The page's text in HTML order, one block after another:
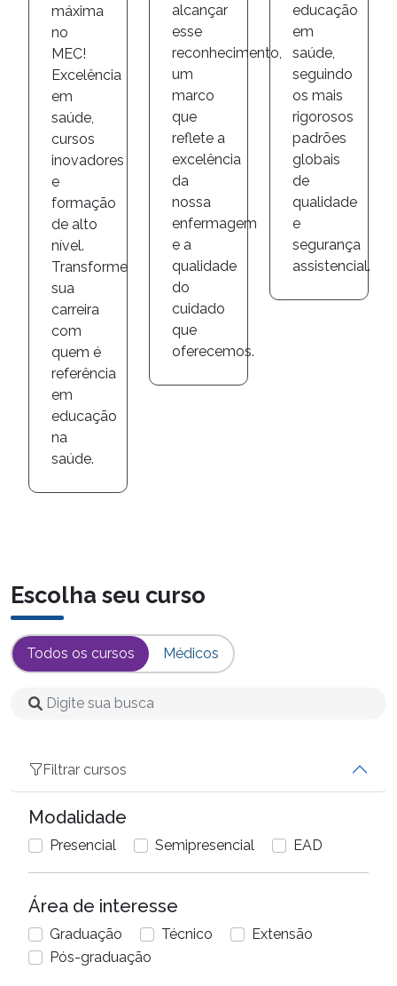
máxima
no
MEC!
Excelência
em
saúde,
cursos
inovadores
e
formação
de alto
nível.
Transforme
sua
carreira
com
quem é
referência
em
educação
na
saúde.
alcançar
esse
reconhecimento,
um
marco
que
reflete a
excelência
da
nossa
enfermagem
e a
qualidade
do
cuidado
que
oferecemos.
educação
em
saúde,
seguindo
os mais
rigorosos
padrões
globais
de
qualidade
e
segurança
assistencial.
Escolha seu curso
Todos os cursos Médicos
Filtrar cursos
Modalidade
Presencial Semipresencial EAD
Área de interesse
Graduação Técnico
Extensão
Pós-graduação